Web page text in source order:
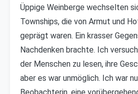
Üppige Weinberge wechselten
Townships, die von Armut und
geprägt waren. Ein krasser
Nachdenken brachte. Ich
der Menschen zu lesen, ihre
aber es war unmöglich. Ich war